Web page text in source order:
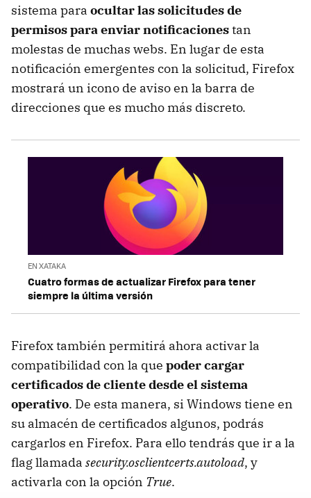
sistema para ocultar las solicitudes de
permisos para enviar notificacionestan
molestas de muchas webs. En lugar de esta
notificación emergentes con la solicitud, Firefox
mostrará un icono de aviso en la barra de
direcciones que es mucho más discreto.
EN XATAKA
Cuatro formas de actualizar Firefox para tener
siempre la última versión
Firefox también permitirá ahora activar la
compatibilidad con la que poder cargar
certificados de cliente desde el sistema
operativo. De esta manera, si Windows tiene en
su almacén de certificados algunos, podrás
cargarlos en Firefox. Para ello tendrás que ir a la
flag llamada security.osclientcerts.autoload, y
activarla con la opción True.